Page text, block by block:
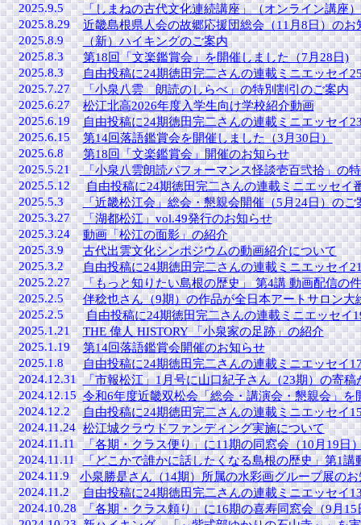
2025.9.5
「しまねの古代文化連続講座」（オンライン講座
2025.8.29
近畿島根県人会の故郷応援団総会（11月8日）のお
2025.8.9
（新）ハイキングのご案内
2025.8.3
第18回「文楽鑑賞会」を開催しました（7月28日)
2025.8.3
自由投稿に24期徳田完二さんの連載ミニエッセイ
2025.7.27
「小泉八雲 朗読のしらべ」の特別割引のご案内
2025.6.27
松江北高2026年度入学生向け学校紹介動画
2025.6.19
自由投稿に24期徳田完二さんの連載ミニエッセイ
2025.6.15
第14回落語鑑賞会を開催しました（3月30日）
2025.6.8
第18回「文楽鑑賞会」開催のお知らせ
2025.5.21
「小泉八雲朗読パフォーマンス怪談壱百弐拾」の
2025.5.12
自由投稿に24期徳田完二さんの連載ミニエッセイ
2025.5.3
「近畿松江会」総会・懇親会開催（5月24日）のご
2025.3.27
「湖都松江」vol.49発行のお知らせ
2025.3.24
動画「松江の面影」の紹介
2025.3.9
古代出雲文化シンポジウムの動画紹介について
2025.3.2
自由投稿に24期徳田完二さんの連載ミニエッセイ
2025.2.27
「もっと知りたい島根の歴史」 第4講 動画配信の件
2025.2.5
伴稔也さん（9期）の作品が全日本アートサロン
2025.2.5
自由投稿に24期徳田完二さんの連載ミニエッセイ
2025.1.21
THE 偉人 HISTORY 「小泉家の足跡」の紹介
2025.1.19
第14回落語鑑賞会開催のお知らせ
2025.1.8
自由投稿に24期徳田完二さんの連載ミニエッセイ
2024.12.31
「市報松江」1月号に山口紀子さん（23期）の寄稿
2024.12.15 令和6年度近畿双松会「総会・講演会・懇親会」を
2024.12.2
自由投稿に24期徳田完二さんの連載ミニエッセイ
2024.11.24 松江城クラウドファンディング実施について
2024.11.11
「各期・クラス便り」に11期の同窓会（10月19日
2024.11.11
「どこかで誰かに話したくなる島根の歴史」第1講
2024.11.9
小泉勝是さん（14期）所属の水彩画グループ展の
2024.11.2
自由投稿に24期徳田完二さんの連載ミニエッセイ
2024.10.28 「各期・クラス頼り」に16期の喜寿同窓会（9月